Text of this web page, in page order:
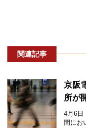
関連記事
京阪
所が
4月6日
間にお